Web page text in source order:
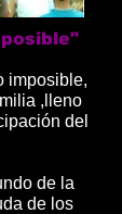
imposible,
,lleno
del
de la
de los